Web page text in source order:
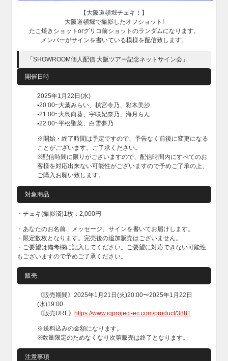
【大阪道頓堀チェキ！】
大阪道頓堀で撮影したオフショット!
たこ焼きショットorグリコ前ショットのランダムになります。
メンバーがサインを書いている模様を配信致します。
「SHOWROOM個人配信 大阪ツアー記念ネットサイン会」
開催日時
2025年1月22日(水)
▪️20:00~大葉みらい、槙宮令乃、彩木美沙
▪️21:00~大島向葵、宇咲妃奈乃、海月らん
▪️22:00~平松聖菜、白雪夢乃
※開始・終了時間は予定ですので、予告なく前後に変更になる
ことがございます。ご了承ください。
※配信時間に限りがございますので、配信時間内にすべてのお
客様を対応出来ない可能性がございますので予めご了承の上、
ご購入お願い致します。
対象商品
・チェキ(撮影済)1枚：2,000円
・あなたのお名前、メッセージ、サインを書いてお届けします。
・限定数枚となります。完売後の追加販売はございません。
・ご要望は備考欄に記入してください。ご要望に対応できない可能性
もございますので予めご了承ください。
販売
《販売期間》2025年1月21日(火)20:00〜2025年1月22日
(水)19:00
《販売URL》https://www.iqproject-ec.com/product/3881
※送料込みの金額になります。
※数量限定のためなくなり次第販売は終了となります。
注意事項